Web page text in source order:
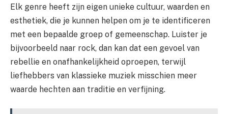
Elk genre heeft zijn eigen unieke cultuur, waarden en
esthetiek, die je kunnen helpen om je te identificeren
met een bepaalde groep of gemeenschap. Luister je
bijvoorbeeld naar rock, dan kan dat een gevoel van
rebellie en onafhankelijkheid oproepen, terwijl
liefhebbers van klassieke muziek misschien meer
waarde hechten aan traditie en verfijning.